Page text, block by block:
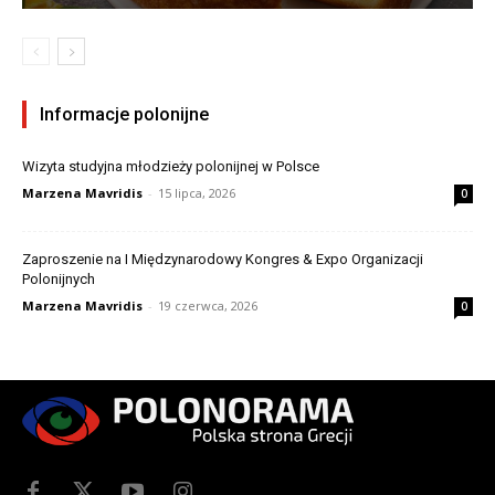
Informacje polonijne
Wizyta studyjna młodzieży polonijnej w Polsce
Marzena Mavridis - 15 lipca, 2026 0
Zaproszenie na I Międzynarodowy Kongres & Expo Organizacji
Polonijnych
Marzena Mavridis - 19 czerwca, 2026 0